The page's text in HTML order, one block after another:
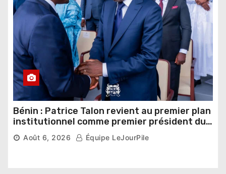
Bénin : Patrice Talon revient au premier plan
institutionnel comme premier président du
Sénat
Août 6, 2026 Équipe LeJourPile